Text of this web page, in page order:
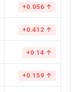
+0.056 ↑
+0.412 ↑
+0.14 ↑
+0.159 ↑